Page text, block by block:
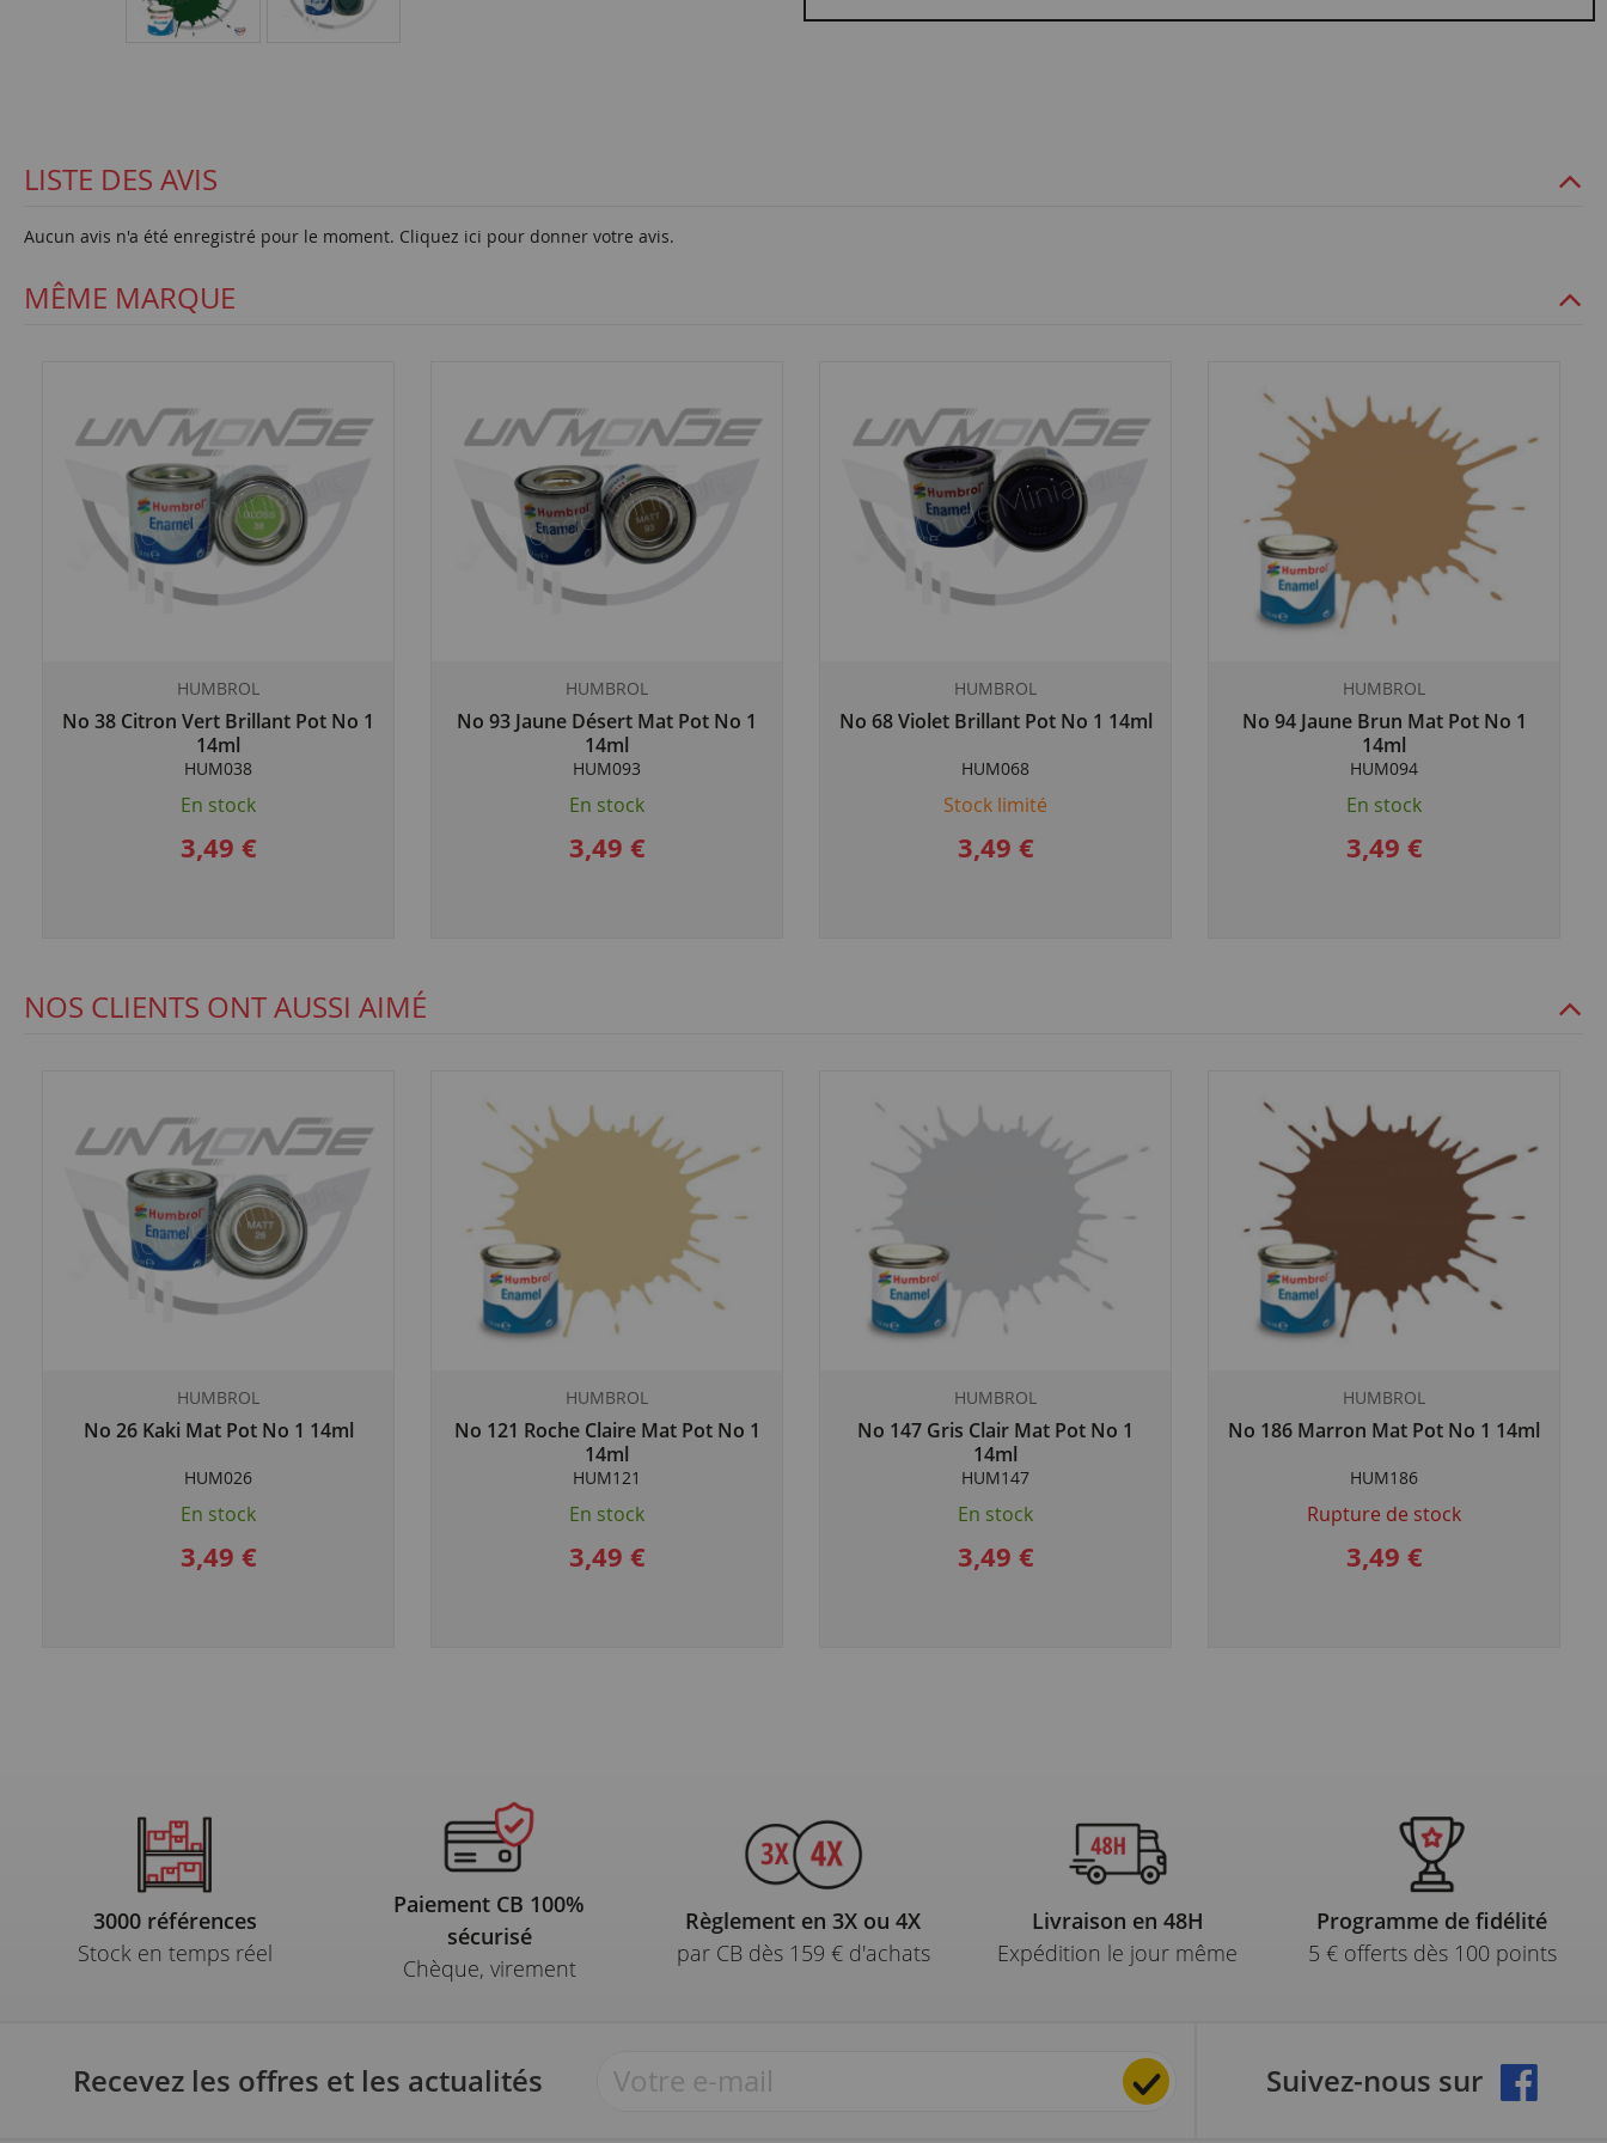
LISTE DES AVIS
Aucun avis n'a été enregistré pour le moment. Cliquez ici pour donner votre avis.
MÊME MARQUE
HUMBROL
No 38 Citron Vert Brillant Pot No 1
14ml
HUM038
En stock
3,49 €
HUMBROL
No 93 Jaune Désert Mat Pot No 1
14ml
HUM093
En stock
3,49 €
HUMBROL
No 68 Violet Brillant Pot No 1 14ml
HUM068
Stock limité
3,49 €
HUMBROL
No 94 Jaune Brun Mat Pot No 1
14ml
HUM094
En stock
3,49 €
NOS CLIENTS ONT AUSSI AIMÉ
HUMBROL
No 26 Kaki Mat Pot No 1 14ml
HUM026
En stock
3,49 €
HUMBROL
No 121 Roche Claire Mat Pot No 1
14ml
HUM121
En stock
3,49 €
HUMBROL
No 147 Gris Clair Mat Pot No 1
14ml
HUM147
En stock
3,49 €
HUMBROL
No 186 Marron Mat Pot No 1 14ml
HUM186
Rupture de stock
3,49 €
3000 références
Stock en temps réel
Paiement CB 100%
sécurisé
Chèque, virement
Règlement en 3X ou 4X
par CB dès 159 € d'achats
Livraison en 48H
Expédition le jour même
Programme de fidélité
5 € offerts dès 100 points
Recevez les offres et les actualités Suivez-nous sur